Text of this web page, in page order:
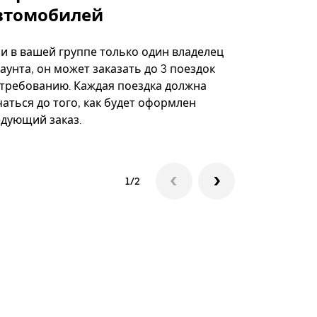
в вашей группе только один владелец
он может заказать до 3 поездок
Каждая поездка должна
до того, как будет оформлен
заказ.
1/2